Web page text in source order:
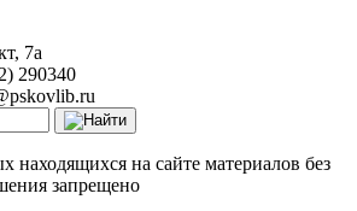
7a
290340
находящихся на сайте материалов без
запрещено